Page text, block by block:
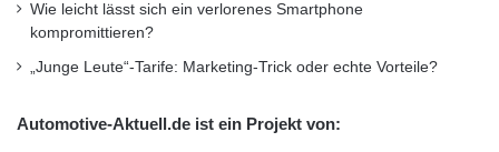
vielen Schadstoffen schneiden die Autos beim
lagen die CO2-Emissionen um 87 Prozent
Wie leicht lässt sich ein verlorenes Smartphone
kompromittieren?
„Junge Leute“-Tarife: Marketing-Trick oder echte Vorteile?
Automotive-Aktuell.de ist ein Projekt von: